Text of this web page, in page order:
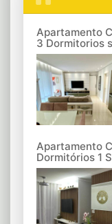
Apartamento
3 Dormitorios
Apartamento
Dormitórios 1